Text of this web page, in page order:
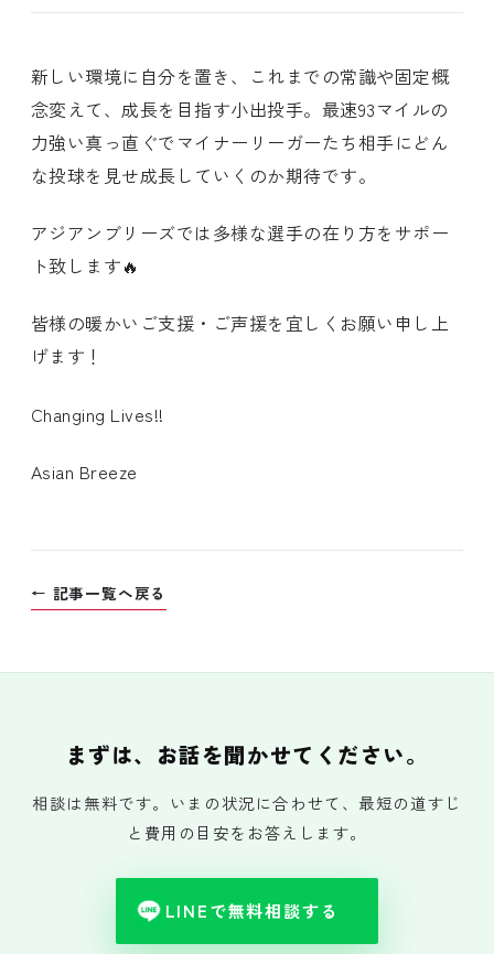
新しい環境に自分を置き、これまでの常識や固定概
念変えて、成長を目指す小出投手。最速93マイルの
力強い真っ直ぐでマイナーリーガーたち相手にどん
な投球を見せ成長していくのか期待です。
アジアンブリーズでは多様な選手の在り方をサポー
ト致します🔥
皆様の暖かいご支援・ご声援を宜しくお願い申し上
げます！
Changing Lives!!
Asian Breeze
← 記事一覧へ戻る
まずは、お話を聞かせてください。
相談は無料です。いまの状況に合わせて、最短の道すじ
と費用の目安をお答えします。
LINEで無料相談する